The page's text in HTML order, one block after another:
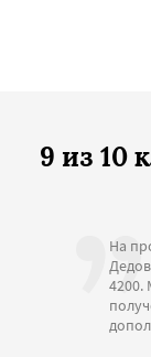
9 из 10
На
4200.